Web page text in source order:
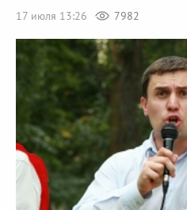
17 июля 13:26
7982